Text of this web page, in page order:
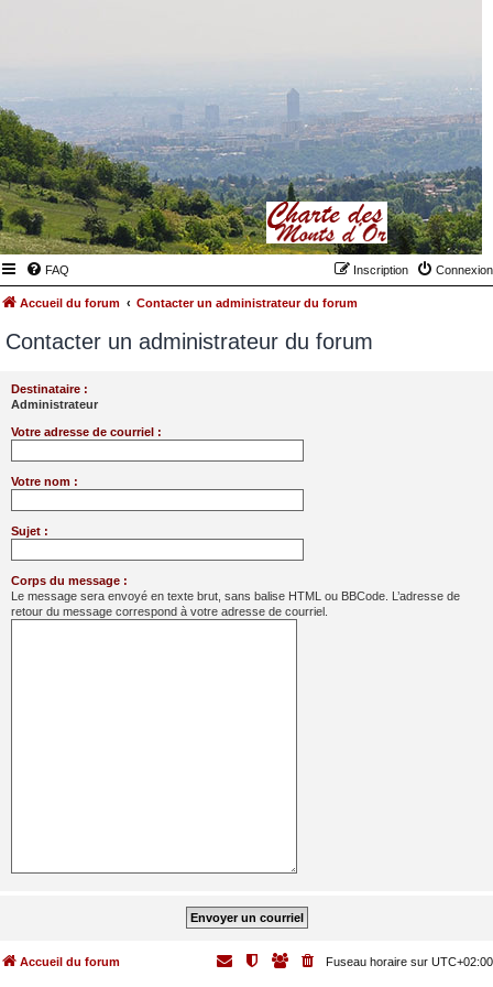
FAQ Connexion
Inscription
Accueil du forum Contacter un administrateur du forum
Contacter un administrateur du forum
Destinataire :
Administrateur
Votre adresse de courriel :
Votre nom :
Sujet :
Corps du message :
Le message sera envoyé en texte brut, sans balise HTML ou BBCode. L’adresse de
retour du message correspond à votre adresse de courriel.
Accueil du forum Fuseau horaire sur UTC+02:00